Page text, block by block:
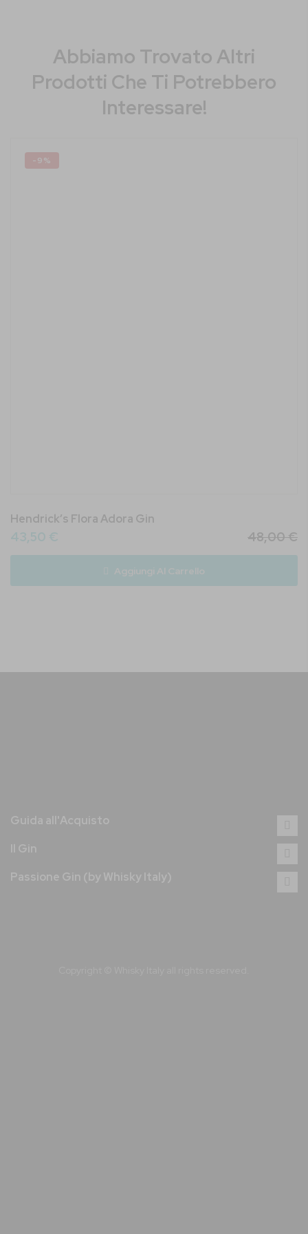
Abbiamo Trovato Altri
Prodotti Che Ti Potrebbero
Interessare!
-9%
Hendrick’s Flora Adora Gin
43,50 € 48,00 €
Aggiungi Al Carrello
Guida all'Acquisto
Il Gin
Passione Gin (by Whisky Italy)